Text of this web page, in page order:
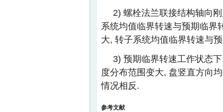
2) 螺栓法兰联接结构轴向
系统均值临界转速与预期临界
大, 转子系统均值临界转速与
3) 预期临界转速工作状态
度分布范围变大, 盘竖直方向
情况相反.
参考文献